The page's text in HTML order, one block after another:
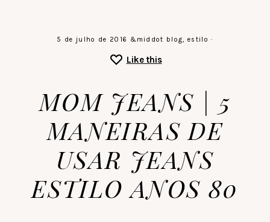
5 de julho de 2016 &middot blog, estilo ·
Like this
MOM JEANS | 5
MANEIRAS DE
USAR JEANS
ESTILO ANOS 80